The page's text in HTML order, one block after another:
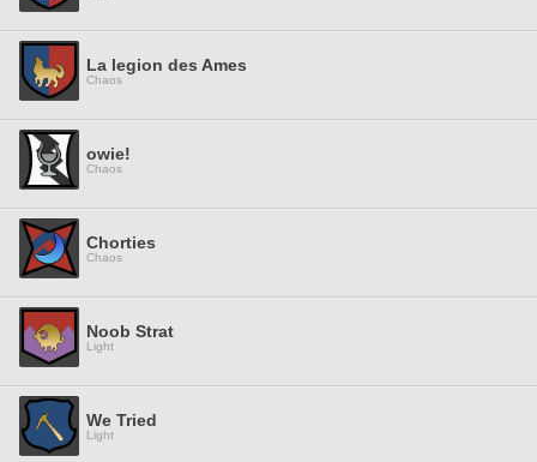
La legion des Ames
Chaos
owie!
Chaos
Chorties
Chaos
Noob Strat
Light
We Tried
Light